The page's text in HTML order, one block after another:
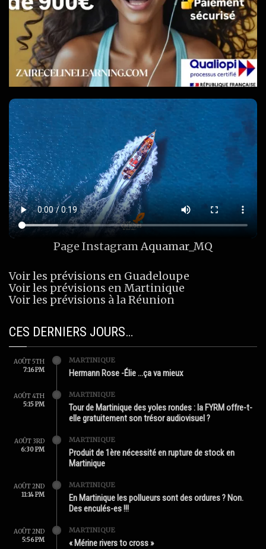
Page InstagramAquamar_MQ
Voir les prévisions en Guadeloupe
Voir les prévisions en Martinique
Voir les prévisions à la Réunion
CES DERNIERS JOURS…
AOÛT 5TH
7:16 PM
MARTINIQUE
Hermann Rose -Élie …ça va mieux
AOÛT 4TH
5:15 PM
MARTINIQUE
Tour de Martinique des yoles rondes : la FYRM offre-t-
elle gratuitement son trésor audiovisuel ?
AOÛT 3RD
6:30 PM
MARTINIQUE
Produit de 1ère nécessité en rupture de stock en
Martinique
AOÛT 2ND
11:14 PM
MARTINIQUE
En Martinique les pollueurs sont des ordures ? Non.
Des enculés-es !!!
AOÛT 2ND
5:56 PM
MARTINIQUE
« Mérine rivers to cross »